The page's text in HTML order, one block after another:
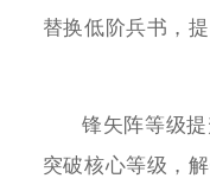
替换低阶兵书，
锋矢阵等级
突破核心等级，